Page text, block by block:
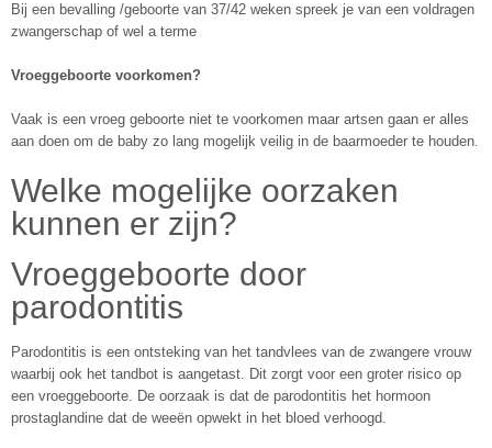
Bij een bevalling /geboorte van 37/42 weken spreek je van een voldragen
zwangerschap of wel a terme
Vroeggeboorte voorkomen?
Vaak is een vroeg geboorte niet te voorkomen maar artsen gaan er alles
aan doen om de baby zo lang mogelijk veilig in de baarmoeder te houden.
Welke mogelijke oorzaken
kunnen er zijn?
Vroeggeboorte door
parodontitis
Parodontitis is een ontsteking van het tandvlees van de zwangere vrouw
waarbij ook het tandbot is aangetast. Dit zorgt voor een groter risico op
een vroeggeboorte. De oorzaak is dat de parodontitis het hormoon
prostaglandine dat de weeën opwekt in het bloed verhoogd.